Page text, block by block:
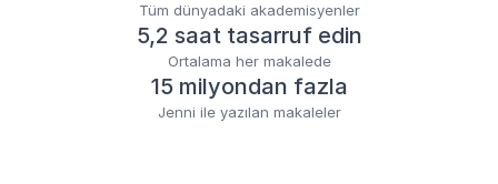
Tüm dünyadaki akademisyenler
5,2 saat tasarruf edin
Ortalama her makalede
15 milyondan fazla
Jenni ile yazılan makaleler